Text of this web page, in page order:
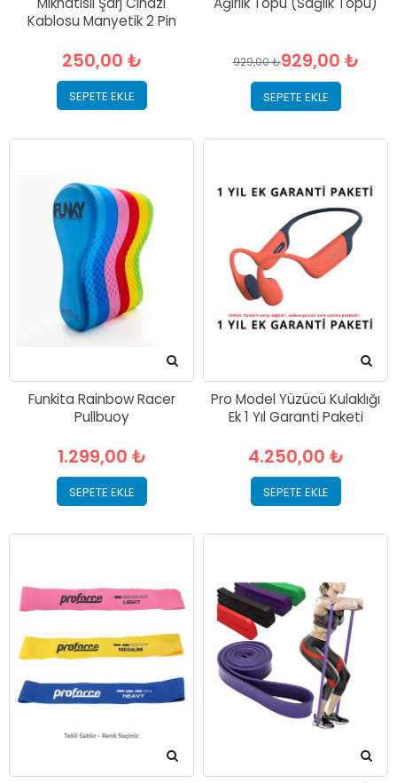
Kablosu Manyetik 2 Pin
250,00 ₺
SEPETE EKLE
929,00 ₺
929,00 ₺
SEPETE EKLE
Funkita Rainbow Racer
Pullbuoy
1.299,00 ₺
SEPETE EKLE
Pro Model Yüzücü Kulaklığı
Ek 1 Yıl Garanti Paketi
4.250,00 ₺
SEPETE EKLE